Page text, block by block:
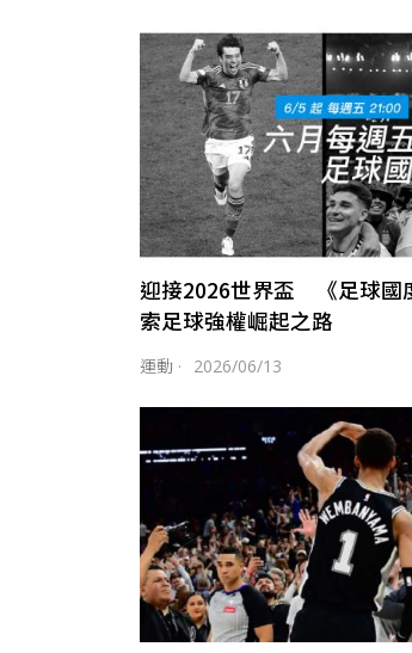
迎接2026世界盃 《足球國
索足球強權崛起之路
運動 · 2026/06/13